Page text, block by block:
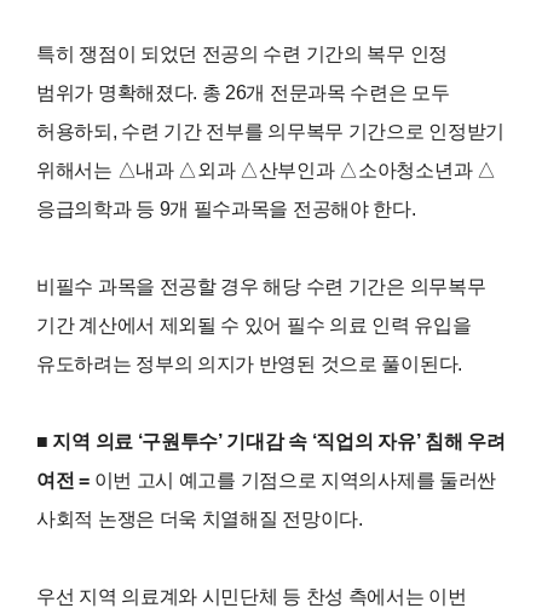
특히 쟁점이 되었던 전공의 수련 기간의 복무 인정
범위가 명확해졌다. 총 26개 전문과목 수련은 모두
허용하되, 수련 기간 전부를 의무복무 기간으로 인정받기
위해서는 △내과 △외과 △산부인과 △소아청소년과 △
응급의학과 등 9개 필수과목을 전공해야 한다.
비필수 과목을 전공할 경우 해당 수련 기간은 의무복무
기간 계산에서 제외될 수 있어 필수 의료 인력 유입을
유도하려는 정부의 의지가 반영된 것으로 풀이된다.
■ 지역 의료 ‘구원투수’ 기대감 속 ‘직업의 자유’ 침해 우려
여전 =이번 고시 예고를 기점으로 지역의사제를 둘러싼
사회적 논쟁은 더욱 치열해질 전망이다.
우선 지역 의료계와 시민단체 등 찬성 측에서는 이번